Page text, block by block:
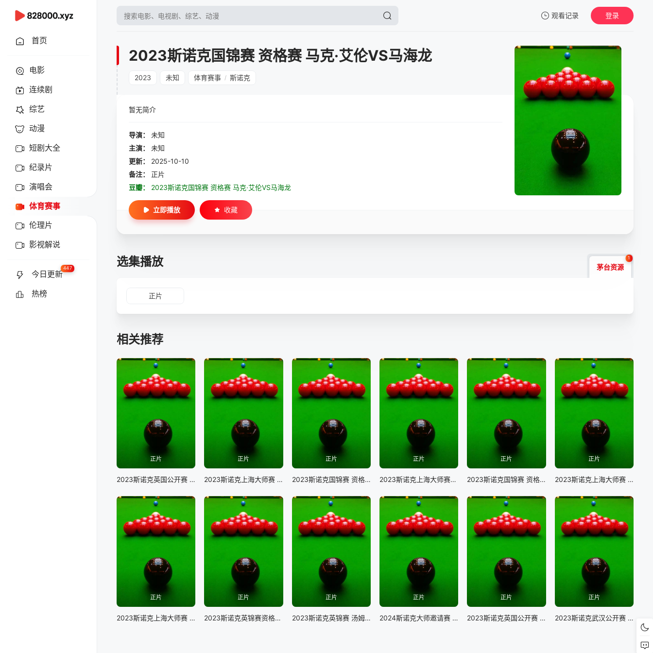
观看记录 登录
首页
电影
连续剧
综艺
动漫
短剧大全
纪录片
演唱会
体育赛事
伦理片
影视解说
今日更新
447
热榜
2023斯诺克国锦赛 资格赛 马克·艾伦VS马海龙
2023 未知 体育赛事 / 斯诺克
暂无简介
导演：
未知
主演：
未知
更新：
2025-10-10
备注：
正片
豆瓣：
2023斯诺克国锦赛 资格赛 马克·艾伦VS马海龙
立即播放 收藏
选集播放 茅台资源
1
正片
相关推荐
正片
2023斯诺克英国公开赛 延期资格赛 吕昊天VS吉尔伯特
正片
2023斯诺克上海大师赛 罗尼·奥沙利文VS约翰·希金斯
正片
2023斯诺克国锦赛 资格赛 马克·艾伦VS马海龙
正片
2023斯诺克上海大师赛罗尼·奥沙利文VS阿里·卡特
正片
2023斯诺克国锦赛 资格赛 杰克·利索夫斯基VS贺国强
正片
2023斯诺克上海大师赛 卢卡·布雷切尔VS罗伯特·米尔金
正片
2023斯诺克上海大师赛 马克·塞尔比VS贾德·特鲁姆普
正片
2023斯诺克英锦赛资格赛 乔·佩里VS马克·乔伊斯
正片
2023斯诺克英锦赛 汤姆·福德VS诺鹏·桑坎姆
正片
2024斯诺克大师邀请赛 马克·塞尔比VS贾徳·特鲁姆普
正片
2023斯诺克英国公开赛 延期资格赛 马奎尔VS威廉姆斯
正片
2023斯诺克武汉公开赛 斯蒂芬·马奎尔VS吴宜泽